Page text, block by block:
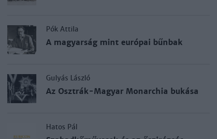
Pók Attila
A magyarság mint európai bűnbak
Gulyás László
Az Osztrák-Magyar Monarchia bukása
Hatos Pál